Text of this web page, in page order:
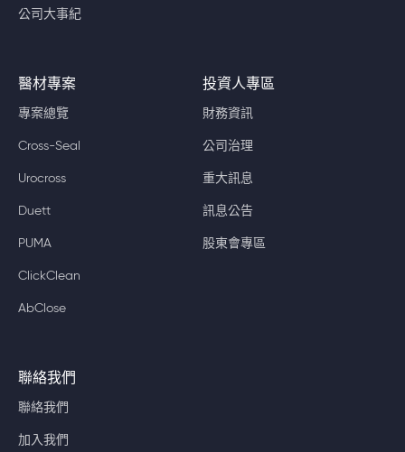
公司大事紀
醫材專案
專案總覽
Cross-Seal
Urocross
Duett
PUMA
ClickClean
AbClose
投資人專區
財務資訊
公司治理
重大訊息
訊息公告
股東會專區
聯絡我們
聯絡我們
加入我們